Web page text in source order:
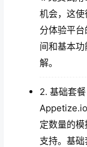
机会，这
分体验平
间和基本
解。
2. 基础套
定数量的
支持。基